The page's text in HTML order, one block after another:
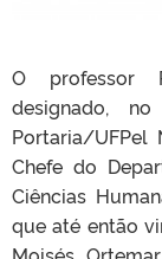
O professor
designado,
Portaria/UFPel
Chefe do
Ciências
que até então